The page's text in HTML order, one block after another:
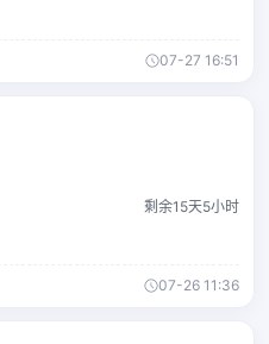
07-27 16:51
剩余15天5小时
07-26 11:36